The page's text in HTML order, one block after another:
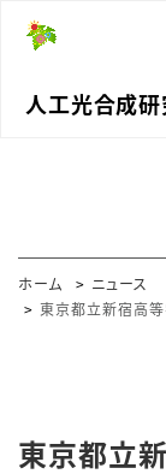
人工光合成
ホーム
ニュース
東京都立新宿高等
東京都立